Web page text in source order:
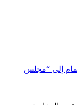
إلى “مجلس